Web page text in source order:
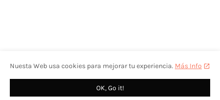
Nuesta Web usa cookies para mejorar tu experiencia. Más Info
OK, Go it!